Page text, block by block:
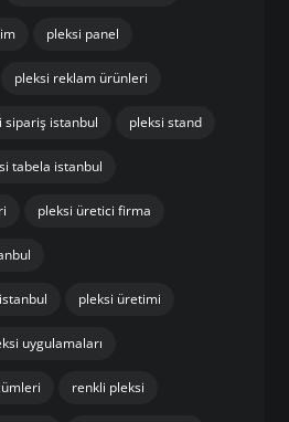
pleksi panel
pleksi reklam ürünleri
sipariş istanbul pleksi stand
tabela istanbul
pleksi üretici firma
pleksi üretimi
uygulamaları
renkli pleksi